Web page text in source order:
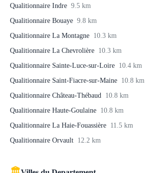
Qualitionnaire Indre 9.5 km
Qualitionnaire Bouaye 9.8 km
Qualitionnaire La Montagne 10.3 km
Qualitionnaire La Chevrolière 10.3 km
Qualitionnaire Sainte-Luce-sur-Loire 10.4 km
Qualitionnaire Saint-Fiacre-sur-Maine 10.8 km
Qualitionnaire Château-Thébaud 10.8 km
Qualitionnaire Haute-Goulaine 10.8 km
Qualitionnaire La Haie-Fouassière 11.5 km
Qualitionnaire Orvault 12.2 km